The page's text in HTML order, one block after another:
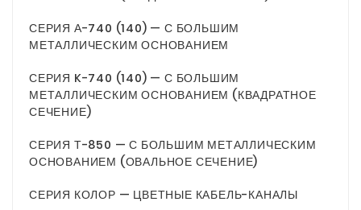
СЕРИЯ А-740 (140) — С БОЛЬШИМ
МЕТАЛЛИЧЕСКИМ ОСНОВАНИЕМ
СЕРИЯ K-740 (140) — С БОЛЬШИМ
МЕТАЛЛИЧЕСКИМ ОСНОВАНИЕМ (КВАДРАТНОЕ
СЕЧЕНИЕ)
СЕРИЯ Т-850 — С БОЛЬШИМ МЕТАЛЛИЧЕСКИМ
ОСНОВАНИЕМ (ОВАЛЬНОЕ СЕЧЕНИЕ)
СЕРИЯ КОЛОР — ЦВЕТНЫЕ КАБЕЛЬ-КАНАЛЫ